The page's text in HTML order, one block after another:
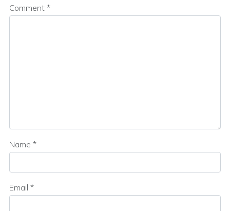
Comment *
Name *
Email *